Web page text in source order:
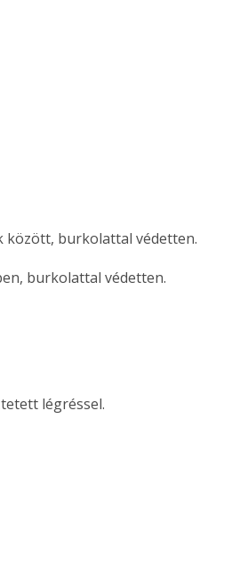
között, burkolattal védetten.
burkolattal védetten.
légréssel.